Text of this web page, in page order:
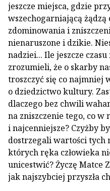
jeszcze miejsca, gdzie
wszechogarniającą żądzą
zdominowania i
nienaruszone i dzikie.
nadziei... Ile jeszcze
zrozumieli, że o skarby
troszczyć się co najmniej
o dziedzictwo kultury.
dlaczego bez chwili
na zniszczenie tego, co
i najcenniejsze? Czyżby
dostrzegali wartości tych
których ręka człowieka
unicestwić? Życzę Matce
jak najszybciej przyszła